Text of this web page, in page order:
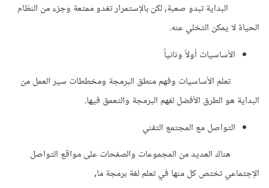
البداية تبدو صعبة, لكن بالإستمرار تغدو ممتعة وجزء من النظام
الحياة لا يمكن التخلي عنه.
الأساسيات أولاً وثانياً
تعلم الأساسيات وفهم منطق البرمجة ومخططات سير العمل من
البداية هو الطرق الأفضل لفهم البرمجة والتعمق فيها.
التواصل مع المجتمع التقني
هناك العديد من المجموعات والصفحات على مواقع التواصل
الإجتماعي تختص كل منها في تعلم لغة برمجة ما,